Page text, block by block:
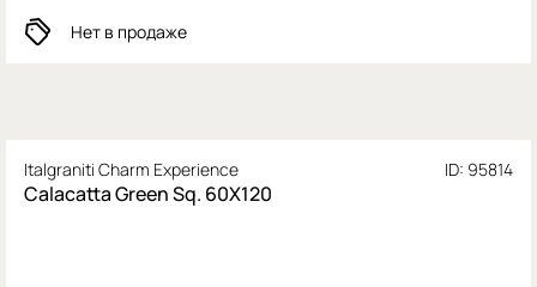
Нет в продаже
Italgraniti Charm Experience ID: 95814
Calacatta Green Sq. 60X120